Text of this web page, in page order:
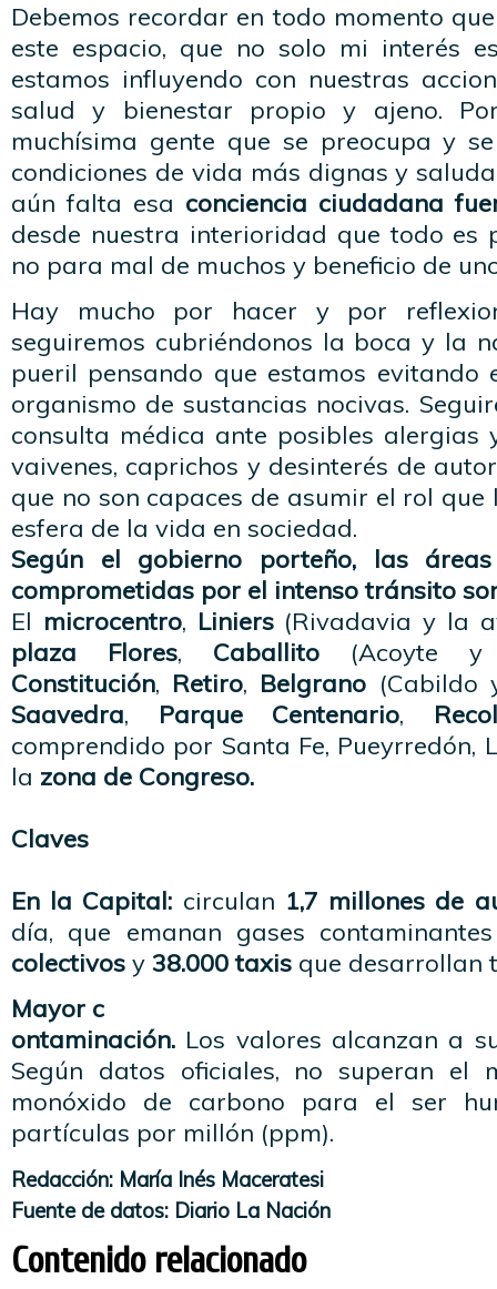
Debemos recordar en todo momento
este espacio, que no solo mi interés
estamos influyendo con nuestras
salud y bienestar propio y ajeno.
muchísima gente que se preocupa y
condiciones de vida más dignas y
aún falta esa conciencia ciudadana
desde nuestra interioridad que todo es
no para mal de muchos y beneficio de
Hay mucho por hacer y por
seguiremos cubriéndonos la boca y la
pueril pensando que estamos evitando
organismo de sustancias nocivas.
consulta médica ante posibles alergias
vaivenes, caprichos y desinterés de
que no son capaces de asumir el rol que
esfera de la vida en sociedad.
Según el gobierno porteño, las
comprometidas por el intenso tránsito
El microcentro, Liniers(Rivadavia y la
plaza Flores, Caballito (Acoyte
Constitución, Retiro, Belgrano (Cabildo
Saavedra, Parque Centenario,
comprendido por Santa Fe, Pueyrredón,
la zona de Congreso.
Claves
En la Capital: circulan 1,7 millones de
día, que emanan gases contaminantes
colectivos y 38.000 taxis que desarrollan
Mayor c
ontaminación. Los valores alcanzan a
Según datos oficiales, no superan el
monóxido de carbono para el ser
partículas por millón (ppm).
Redacción: María Inés Maceratesi
Fuente de datos: Diario La Nación
Contenido relacionado